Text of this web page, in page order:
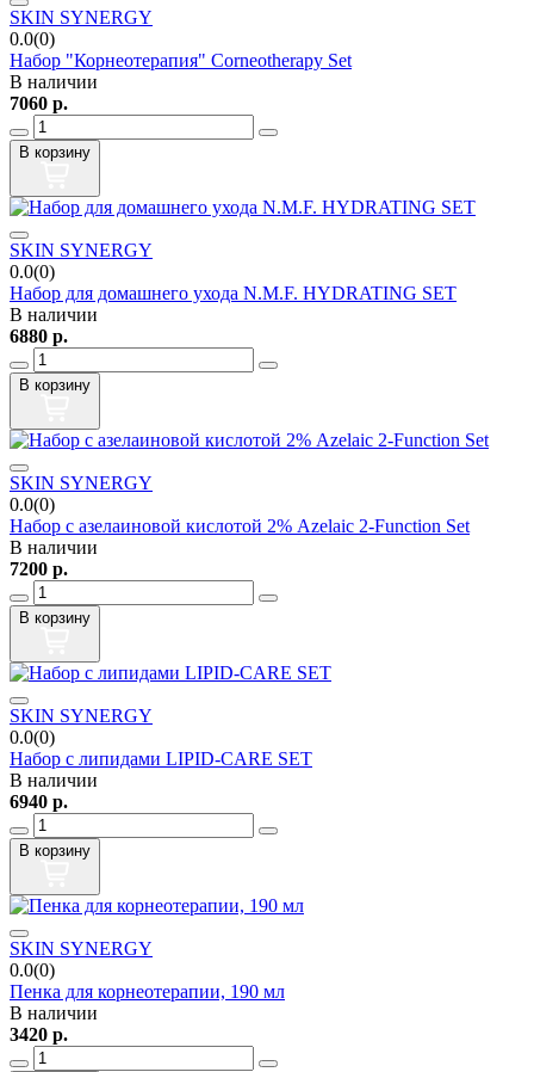
SKIN SYNERGY
0.0(0)
Набор "Корнеотерапия" Corneotherapy Set
В наличии
7060 р.
В корзину
SKIN SYNERGY
0.0(0)
Набор для домашнего ухода N.M.F. HYDRATING SET
В наличии
6880 р.
В корзину
SKIN SYNERGY
0.0(0)
Набор с азелаиновой кислотой 2% Azelaic 2-Function Set
В наличии
7200 р.
В корзину
SKIN SYNERGY
0.0(0)
Набор с липидами LIPID-CARE SET
В наличии
6940 р.
В корзину
SKIN SYNERGY
0.0(0)
Пенка для корнеотерапии, 190 мл
В наличии
3420 р.